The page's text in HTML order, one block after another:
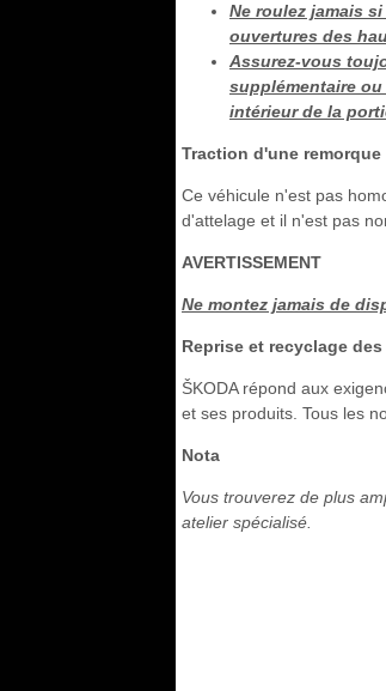
Ne roulez jamais
ouvertures des
Assurez-vous
supplémentaire
intérieur de la
Traction d'une remorque
Ce véhicule n'est pas
d'attelage et il n'est pas
AVERTISSEMENT
Ne montez jamais de
Reprise et recyclage
ŠKODA répond aux
et ses produits. Tous les
Nota
Vous trouverez de plus
atelier spécialisé.